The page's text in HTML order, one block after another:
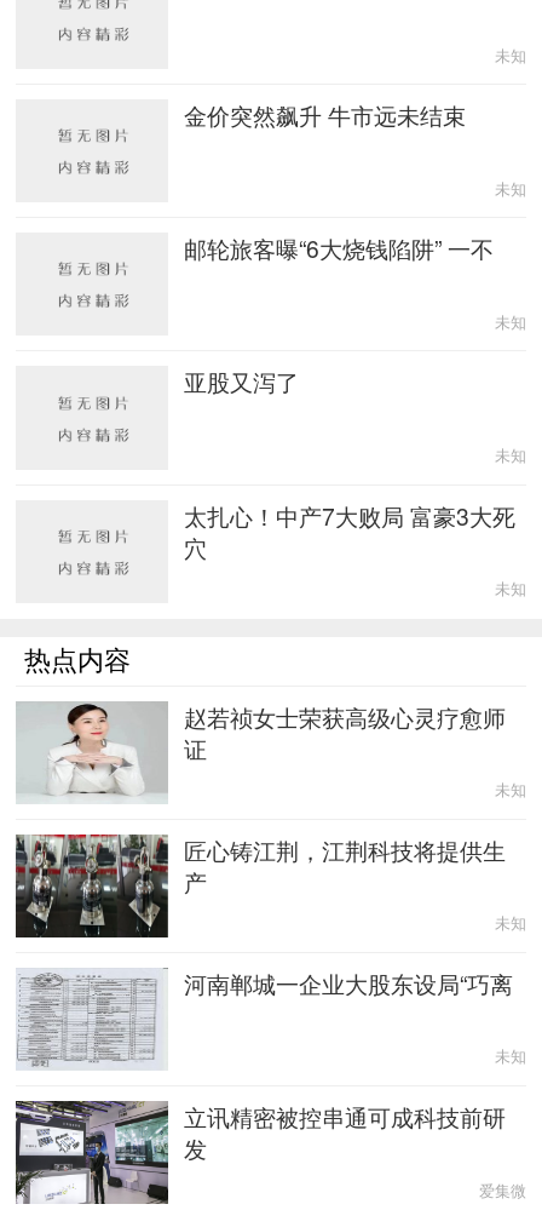
未知
金价突然飙升 牛市远未结束
未知
邮轮旅客曝“6大烧钱陷阱” 一不
未知
亚股又泻了
未知
太扎心！中产7大败局 富豪3大死
穴
未知
热点内容
赵若祯女士荣获高级心灵疗愈师
证
未知
匠心铸江荆，江荆科技将提供生
产
未知
河南郸城一企业大股东设局“巧离
未知
立讯精密被控串通可成科技前研
发
爱集微